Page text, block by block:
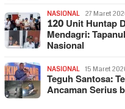
NASIONAL 27 Maret
120 Unit Huntap
Mendagri:
Nasional
NASIONAL 15 Maret
Teguh Santosa:
Ancaman Serius